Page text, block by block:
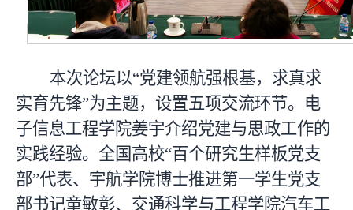
本次论坛以“党建领航强根基，求真求
实育先锋”为主题，设置五项交流环节。电
子信息工程学院姜宇介绍党建与思政工作的
实践经验。全国高校“百个研究生样板党支
部”代表、宇航学院博士推进第一学生党支
部书记童敏彰、交通科学与工程学院汽车工